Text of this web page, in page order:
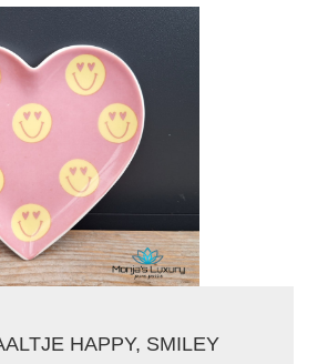
HAPPY, SMILEY